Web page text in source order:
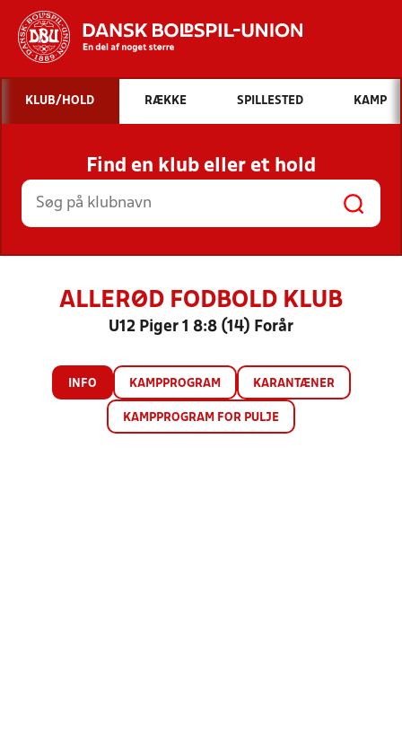
Hvad vil du søge efter?
INDHOLD OG NYHEDER
STILLINGER, RESULTATER, KLUBBER OG
HOLD
KLUB/HOLD RÆKKE SPILLESTED KAMP
Find en klub eller et hold
ALLERØD FODBOLD KLUB
U12 Piger 1 8:8 (14) Forår
INFO KAMPPROGRAM KARANTÆNER
KAMPPROGRAM FOR PULJE